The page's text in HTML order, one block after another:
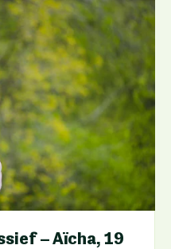
– Aïcha, 19